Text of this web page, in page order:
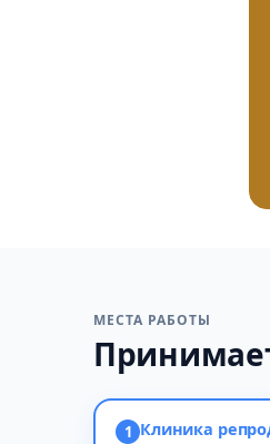
МЕСТА РАБОТЫ
1 Клиника